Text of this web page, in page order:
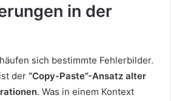
in der
sich bestimmte Fehlerbilder.
der “Copy-Paste”-Ansatz alter
. Was in einem Kontext